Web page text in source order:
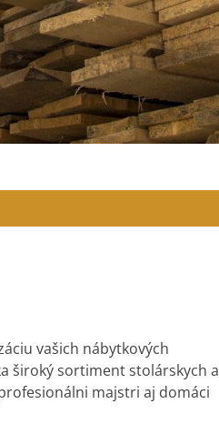
vašich nábytkových
široký sortiment stolárskych a
majstri aj domáci